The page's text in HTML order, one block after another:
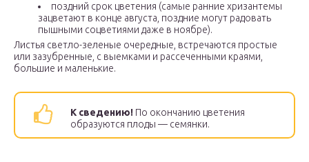
поздний срок цветения (самые ранние хризантемы
зацветают в конце августа, поздние могут радовать
пышными соцветиями даже в ноябре).
Листья светло-зеленые очередные, встречаются простые
или зазубренные, с выемками и рассеченными краями,
большие и маленькие.
К сведению! По окончанию цветения
образуются плоды — семянки.